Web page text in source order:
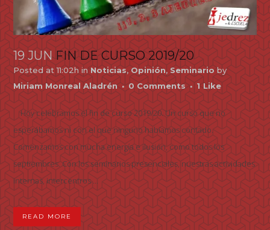
19 JUN FIN DE CURSO 2019/20
Posted at 11:02h inNoticias,Opinión, Seminario by
Miriam Monreal Aladrén
0 Comments 1 Like
Hoy celebramos el fin de curso 2019/20. Un curso que no
esperábamos ni con el que ninguno habíamos contado.
Comenzamos con mucha energía e ilusión, como todos los
septiembres. Con los seminarios presenciales, nuestras actividades
internas, intercentros ...
READ MORE